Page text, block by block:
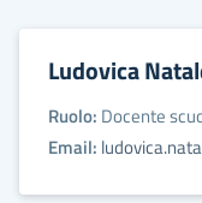
Ludovica
Ruolo: Docente
Email: